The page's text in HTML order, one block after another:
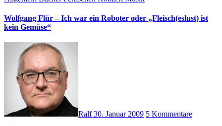
Wolfgang Flür – Ich war ein Roboter oder „Fleisch(eslust) ist
kein Gemüse“
Ralf30. Januar 2009 5 Kommentare